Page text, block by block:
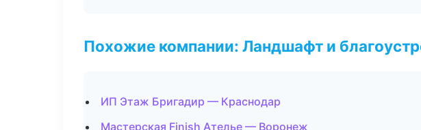
Похожие компании: Ландшафт и
ИП Этаж Бригадир — Краснодар
Мастерская Finish Ателье — Воронеж